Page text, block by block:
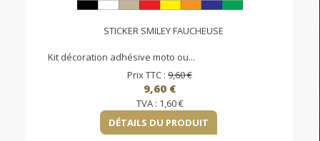
STICKER SMILEY FAUCHEUSE
Kit décoration adhésive moto ou...
Prix TTC : 9,60 €
9,60 €
TVA : 1,60 €
DÉTAILS DU PRODUIT